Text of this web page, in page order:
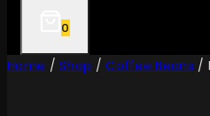
0
Home / Shop / Coffee Beans /